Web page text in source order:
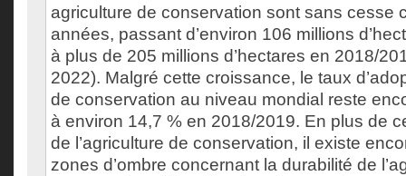
agriculture de conservation sont sans cesse
années, passant d’environ 106 millions
à plus de 205 millions d’hectares en 2018/
2022). Malgré cette croissance, le taux
de conservation au niveau mondial reste
à environ 14,7 % en 2018/2019. En plus de
de l’agriculture de conservation, il existe
zones d’ombre concernant la durabilité de